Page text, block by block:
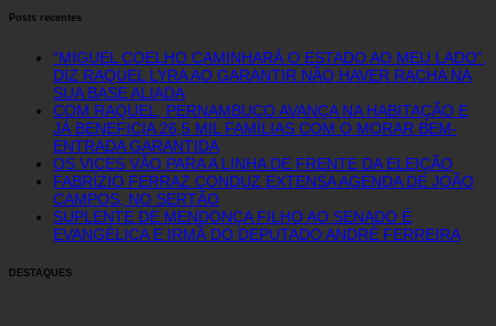
Posts recentes
“MIGUEL COELHO CAMINHARÁ O ESTADO AO MEU LADO”,
DIZ RAQUEL LYRA AO GARANTIR NÃO HAVER RACHA NA
SUA BASE ALIADA
COM RAQUEL, PERNAMBUCO AVANÇA NA HABITAÇÃO E
JÁ BENEFICIA 26,5 MIL FAMÍLIAS COM O MORAR BEM-
ENTRADA GARANTIDA
OS VICES VÃO PARA A LINHA DE FRENTE DA ELEIÇÃO
FABRÍZIO FERRAZ CONDUZ EXTENSA AGENDA DE JOÃO
CAMPOS, NO SERTÃO
SUPLENTE DE MENDONÇA FILHO AO SENADO É
EVANGÉLICA E IRMÃ DO DEPUTADO ANDRÉ FERREIRA
DESTAQUES